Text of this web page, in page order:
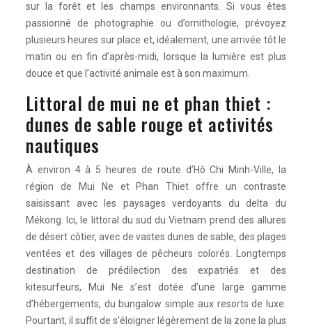
sur la forêt et les champs environnants. Si vous êtes
passionné de photographie ou d’ornithologie, prévoyez
plusieurs heures sur place et, idéalement, une arrivée tôt le
matin ou en fin d’après-midi, lorsque la lumière est plus
douce et que l’activité animale est à son maximum.
Littoral de mui ne et phan thiet :
dunes de sable rouge et activités
nautiques
À environ 4 à 5 heures de route d’Hô Chi Minh-Ville, la
région de Mui Ne et Phan Thiet offre un contraste
saisissant avec les paysages verdoyants du delta du
Mékong. Ici, le littoral du sud du Vietnam prend des allures
de désert côtier, avec de vastes dunes de sable, des plages
ventées et des villages de pêcheurs colorés. Longtemps
destination de prédilection des expatriés et des
kitesurfeurs, Mui Ne s’est dotée d’une large gamme
d’hébergements, du bungalow simple aux resorts de luxe.
Pourtant, il suffit de s’éloigner légèrement de la zone la plus